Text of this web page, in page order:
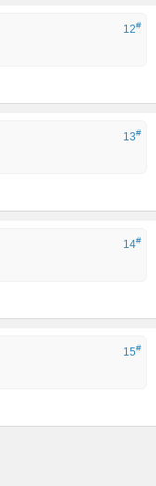
12#
13#
14#
15#